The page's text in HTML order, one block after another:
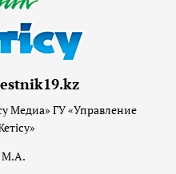
Медиа» ГУ «Управление
М.А.